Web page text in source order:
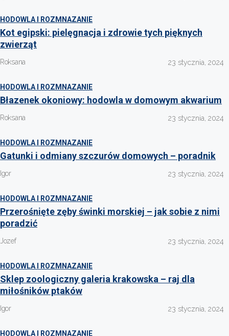
HODOWLA I ROZMNAZANIE
Kot egipski: pielęgnacja i zdrowie tych pięknych
zwierząt
Roksana 23 stycznia, 2024
HODOWLA I ROZMNAZANIE
Błazenek okoniowy: hodowla w domowym akwarium
Roksana 23 stycznia, 2024
HODOWLA I ROZMNAZANIE
Gatunki i odmiany szczurów domowych – poradnik
Igor 23 stycznia, 2024
HODOWLA I ROZMNAZANIE
Przerośnięte zęby świnki morskiej – jak sobie z nimi
poradzić
Jozef 23 stycznia, 2024
HODOWLA I ROZMNAZANIE
Sklep zoologiczny galeria krakowska – raj dla
miłośników ptaków
Igor 23 stycznia, 2024
HODOWLA I ROZMNAZANIE